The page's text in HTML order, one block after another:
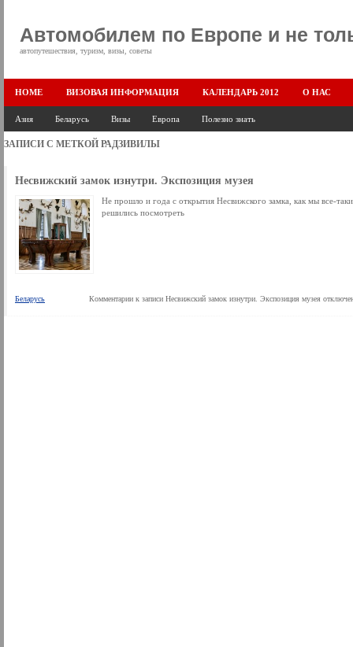
Автомобилем по Европе и не
автопутешествия, туризм, визы, советы
HOME ВИЗОВАЯ ИНФОРМАЦИЯ КАЛЕНДАРЬ 2012 О НАС
Азия Беларусь Визы Европа Полезно знать
ЗАПИСИ С МЕТКОЙ РАДЗИВИЛЫ
Несвижский замок изнутри. Экспозиция музея
Не прошло и года с открытия Несвижского замка, как мы все-таки
решились посмотреть
Беларусь Комментарии к записи Несвижский замок изнутри. Экспозиция музея